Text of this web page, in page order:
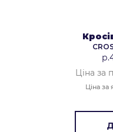
Ціна за
Ціна за